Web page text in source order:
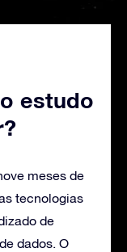
estudo
meses de
tecnologias
de
dados. O